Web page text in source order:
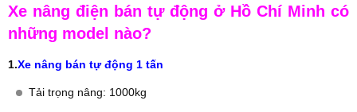
Xe nâng điện bán tự động ở Hồ Chí Minh có
những model nào?
1.Xe nâng bán tự động 1 tấn
Tải trọng nâng: 1000kg